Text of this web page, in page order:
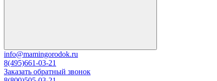
info@mamingorodok.ru
8(495)661-03-21
Заказать обратный звонок